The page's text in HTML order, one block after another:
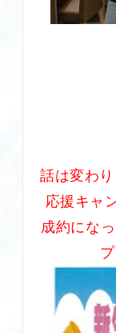
話は変わ
応援キャ
成約にな